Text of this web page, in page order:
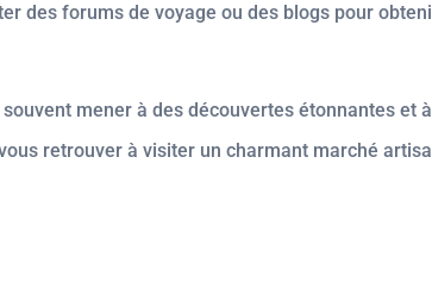
des forums de voyage ou des blogs pour
mener à des découvertes étonnantes et
retrouver à visiter un charmant marché